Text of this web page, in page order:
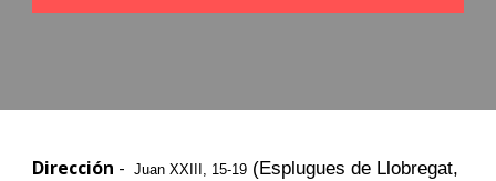
Dirección -Juan XXIII, 15-19 (Esplugues de Llobregat,